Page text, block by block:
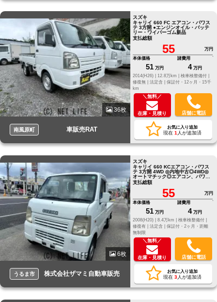
36枚
南風原町 車販売RAT
スズキ
キャリイ 660 FC エアコン・パワス
テ 3方開 ●エンジンオイル・バッテ
リー・ワイパーゴム新品
支払総額
55
万円
本体価格
51 万円
諸費用
4 万円
2014(H26) |
12.8万km |
検車検整備付 |
修復無 | 法定含 | 保証付・12ヶ月・15千
km
＼無料／
在庫・見積り 店舗に電話
お気に入り追加
現在 1 人が追加済
6枚
うるま市 株式会社ザマミ自動車販売
スズキ
キャリイ 660 KCエアコン・パワス
テ 3方開 4WD ◎内地中古◎4WD◎
オートマチック◎エアコン、パワス
テ付き
支払総額
55
万円
本体価格
51 万円
諸費用
4 万円
2008(H20) |
8.4万km |
検車検整備付 |
修復有 | 法定含 | 保証付・2ヶ月・距離
無制限
＼無料／
在庫・見積り 店舗に電話
お気に入り追加
現在 3人が追加済